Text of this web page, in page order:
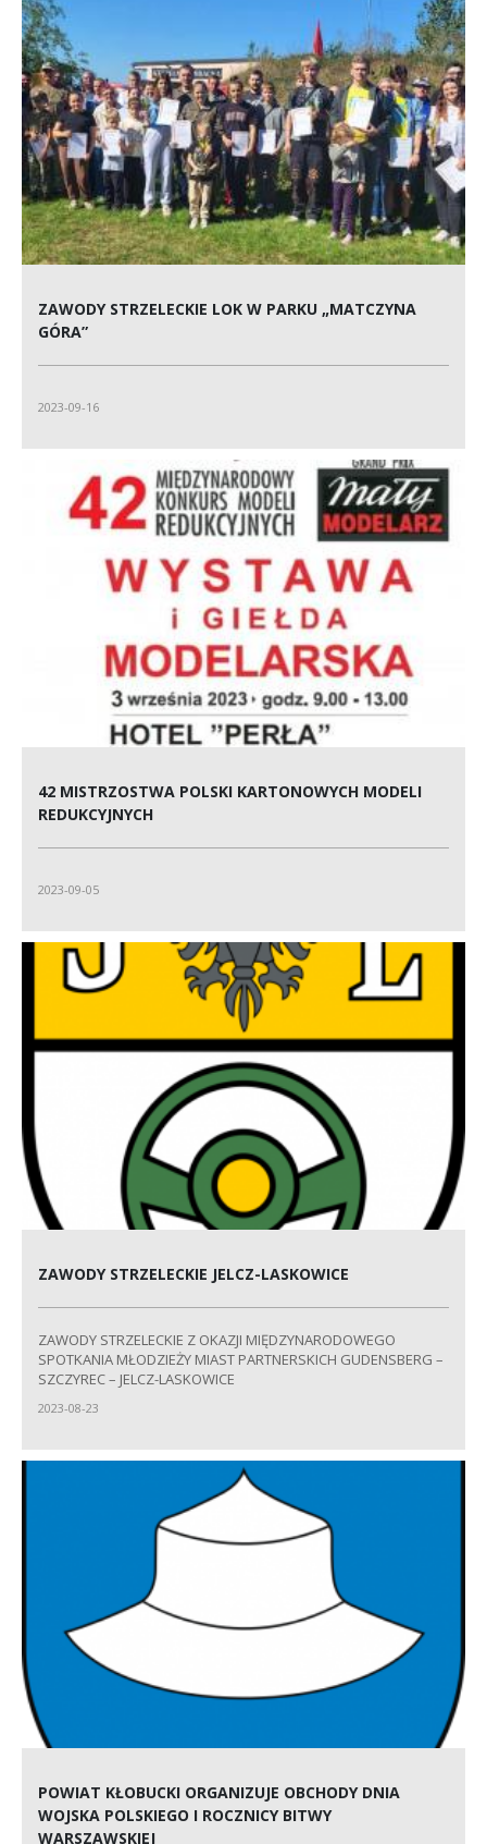
ZAWODY STRZELECKIE LOK W PARKU „MATCZYNA
GÓRA”
2023-09-16
42 MISTRZOSTWA POLSKI KARTONOWYCH MODELI
REDUKCYJNYCH
2023-09-05
ZAWODY STRZELECKIE JELCZ-LASKOWICE
ZAWODY STRZELECKIE Z OKAZJI MIĘDZYNARODOWEGO
SPOTKANIA MŁODZIEŻY MIAST PARTNERSKICH GUDENSBERG –
SZCZYREC – JELCZ-LASKOWICE
2023-08-23
POWIAT KŁOBUCKI ORGANIZUJE OBCHODY DNIA
WOJSKA POLSKIEGO I ROCZNICY BITWY
WARSZAWSKIEJ